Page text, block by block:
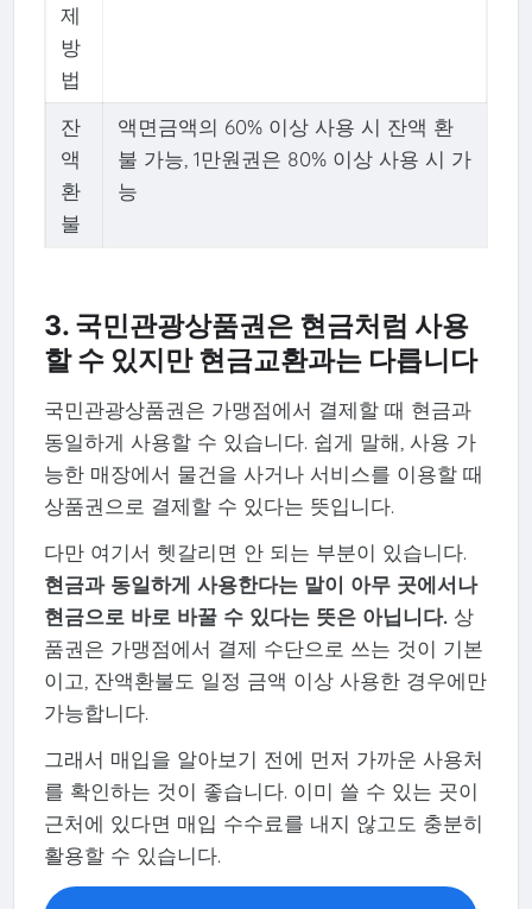
제
방
법
잔
액
환
불
액면금액의 60% 이상 사용 시 잔액 환
불 가능, 1만원권은 80% 이상 사용 시 가
능
3. 국민관광상품권은 현금처럼 사용
할 수 있지만 현금교환과는 다릅니다
국민관광상품권은 가맹점에서 결제할 때 현금과
동일하게 사용할 수 있습니다. 쉽게 말해, 사용 가
능한 매장에서 물건을 사거나 서비스를 이용할 때
상품권으로 결제할 수 있다는 뜻입니다.
다만 여기서 헷갈리면 안 되는 부분이 있습니다.
현금과 동일하게 사용한다는 말이 아무 곳에서나
현금으로 바로 바꿀 수 있다는 뜻은 아닙니다.상
품권은 가맹점에서 결제 수단으로 쓰는 것이 기본
이고, 잔액환불도 일정 금액 이상 사용한 경우에만
가능합니다.
그래서 매입을 알아보기 전에 먼저 가까운 사용처
를 확인하는 것이 좋습니다. 이미 쓸 수 있는 곳이
근처에 있다면 매입 수수료를 내지 않고도 충분히
활용할 수 있습니다.